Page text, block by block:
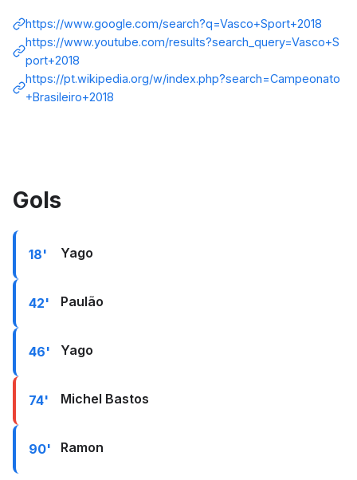
https://www.google.com/search?q=Vasco+Sport+2018
https://www.youtube.com/results?search_query=Vasco+S
port+2018
https://pt.wikipedia.org/w/index.php?search=Campeonato
+Brasileiro+2018
Gols
18' Yago
42' Paulão
46' Yago
74' Michel Bastos
90' Ramon